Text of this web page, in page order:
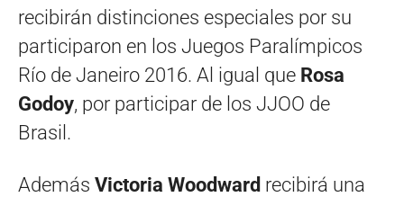
recibirán distinciones especiales por su
participaron en los Juegos Paralímpicos
Río de Janeiro 2016. Al igual que Rosa
Godoy, por participar de los JJOO de
Brasil.
Además Victoria Woodward recibirá una